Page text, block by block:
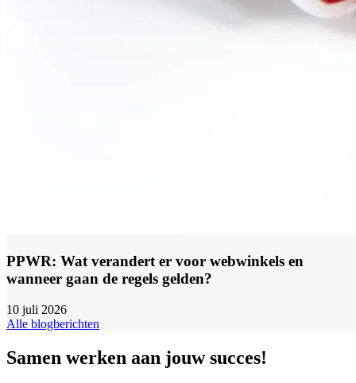
PPWR: Wat verandert er voor webwinkels en
wanneer gaan de regels gelden?
10 juli 2026
Alle blogberichten
Samen werken aan jouw succes!